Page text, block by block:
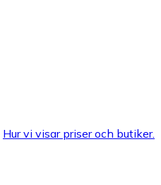
Hur vi visar priser och butiker.